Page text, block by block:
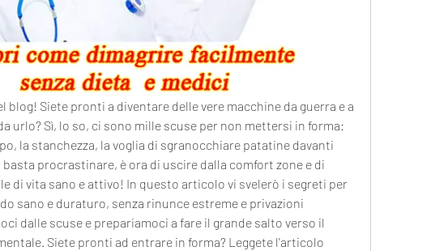
blog! Siete pronti a diventare delle vere macchine da guerra e a
urlo? Sì, lo so, ci sono mille scuse per non mettersi in forma:
la stanchezza, la voglia di sgranocchiare patatine davanti
basta procrastinare, è ora di uscire dalla comfort zone e di
di vita sano e attivo! In questo articolo vi svelerò i segreti per
sano e duraturo, senza rinunce estreme e privazioni
dalle scuse e prepariamoci a fare il grande salto verso il
Siete pronti ad entrare in forma? Leggete l'articolo